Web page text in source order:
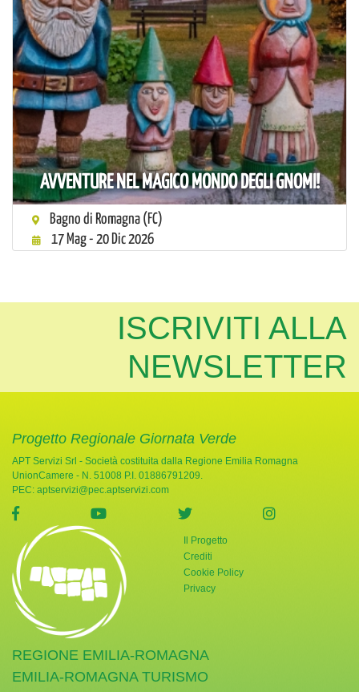
AVVENTURE NEL MAGICO MONDO DEGLI GNOMI!
Bagno di Romagna (FC)
17 Mag - 20 Dic 2026
ISCRIVITI ALLA
NEWSLETTER
Progetto Regionale Giornata Verde
APT Servizi Srl - Società costituita dalla Regione Emilia Romagna
UnionCamere - N. 51008 P.I. 01886791209.
PEC: aptservizi@pec.aptservizi.com
visita la pagina Facebook di Giornata Verde
visita la pagina YouTube di Giornata
visita la pagina Twitter di
visita la
Il Progetto
Crediti
Cookie Policy
Privacy
REGIONE EMILIA-ROMAGNA
EMILIA-ROMAGNA TURISMO